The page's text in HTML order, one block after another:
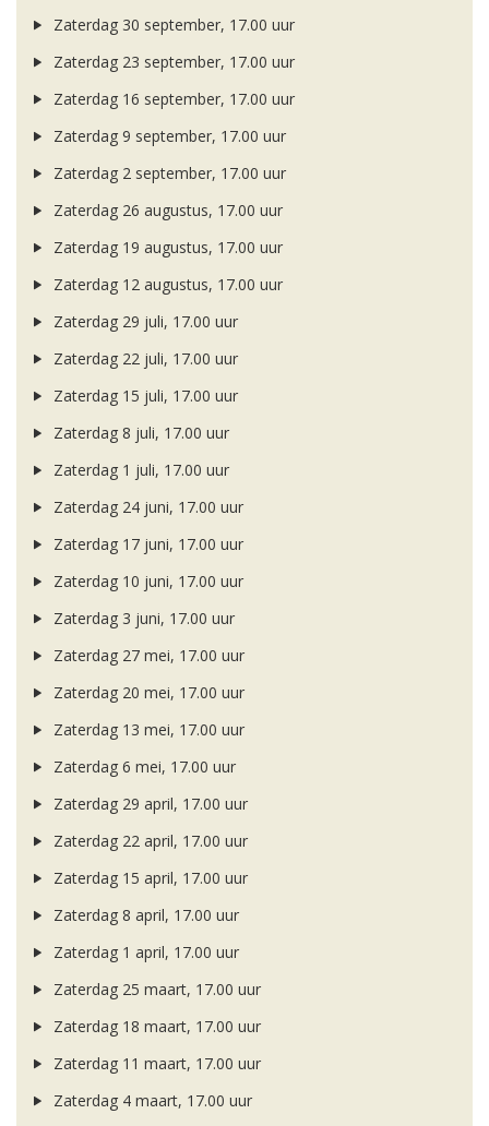
Zaterdag 30 september, 17.00 uur
Zaterdag 23 september, 17.00 uur
Zaterdag 16 september, 17.00 uur
Zaterdag 9 september, 17.00 uur
Zaterdag 2 september, 17.00 uur
Zaterdag 26 augustus, 17.00 uur
Zaterdag 19 augustus, 17.00 uur
Zaterdag 12 augustus, 17.00 uur
Zaterdag 29 juli, 17.00 uur
Zaterdag 22 juli, 17.00 uur
Zaterdag 15 juli, 17.00 uur
Zaterdag 8 juli, 17.00 uur
Zaterdag 1 juli, 17.00 uur
Zaterdag 24 juni, 17.00 uur
Zaterdag 17 juni, 17.00 uur
Zaterdag 10 juni, 17.00 uur
Zaterdag 3 juni, 17.00 uur
Zaterdag 27 mei, 17.00 uur
Zaterdag 20 mei, 17.00 uur
Zaterdag 13 mei, 17.00 uur
Zaterdag 6 mei, 17.00 uur
Zaterdag 29 april, 17.00 uur
Zaterdag 22 april, 17.00 uur
Zaterdag 15 april, 17.00 uur
Zaterdag 8 april, 17.00 uur
Zaterdag 1 april, 17.00 uur
Zaterdag 25 maart, 17.00 uur
Zaterdag 18 maart, 17.00 uur
Zaterdag 11 maart, 17.00 uur
Zaterdag 4 maart, 17.00 uur